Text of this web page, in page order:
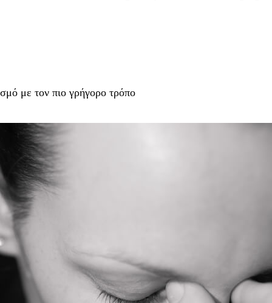
με τον πιο γρήγορο τρόπο